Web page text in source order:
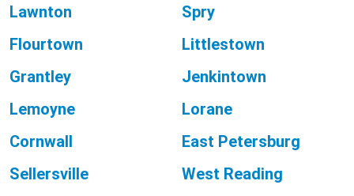
Lawnton
Spry
Flourtown
Littlestown
Grantley
Jenkintown
Lemoyne
Lorane
Cornwall
East Petersburg
Sellersville
West Reading